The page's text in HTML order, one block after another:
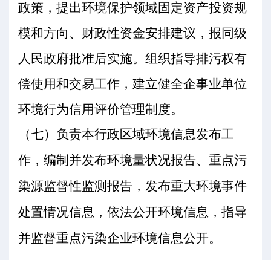
政策，提出环境保护领域固定资产投资规
模和方向、财政性资金安排建议，报同级
人民政府批准后实施。组织指导排污权有
偿使用和交易工作，建立健全企事业单位
环境行为信用评价管理制度。
（七）负责本行政区域环境信息发布工
作，编制并发布环境量状况报告、重点污
染源监督性监测报告，发布重大环境事件
处置情况信息，依法公开环境信息，指导
并监督重点污染企业环境信息公开。